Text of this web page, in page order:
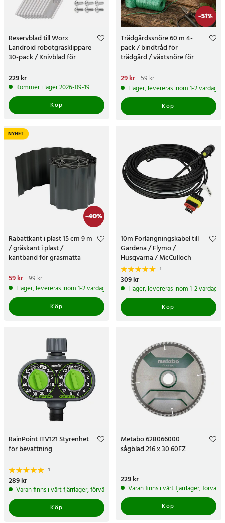
Reservblad till Worx
Landroid robotgräsklippare
30-pack / Knivblad för
Pris:229 kr
229 kr
Kommer i lager 2026-09-19
Köp
-51%
Trädgårdssnöre 60 m 4-
pack / bindtråd för
trädgård / växtsnöre för
Nuvarande pris
pris:59 kr
29 kr 59 kr
I lager, levereras inom 1-2 vardagar
Köp
-40%
NYHET
Rabattkant i plast 15 cm 9 m
/ gräskant i plast /
kantband för gräsmatta
Nuvarande pris
pris:99 kr
59 kr 99 kr
I lager, levereras inom 1-2 vardagar
Köp
10m Förlängningskabel till
Gardena / Flymo /
Husqvarna / McCulloch
1
Pris:309 kr
309 kr
I lager, levereras inom 1-2 vardagar
Köp
RainPoint ITV121 Styrenhet
för bevattning
1
Pris:289 kr
289 kr
Varan finns i vårt fjärrlager, förväntas skickas inom 5-7 arbetsdagar
Köp
Metabo 628066000
sågblad 216 x 30 60FZ
Pris:229 kr
229 kr
Varan finns i vårt fjärrlager,
Köp